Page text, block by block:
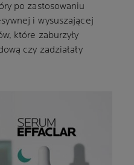
po zastosowaniu
i wysuszającej
które zaburzyły
czy zadziałały